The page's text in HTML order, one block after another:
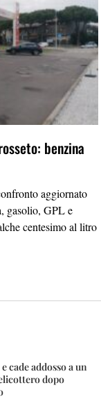
benzina
aggiornato
gasolio, GPL e
centesimo al litro
cade addosso a un
dopo